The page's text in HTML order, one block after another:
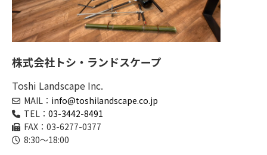
株式会社トシ・ランドスケープ
Toshi Landscape Inc.
MAIL： info@toshilandscape.co.jp
TEL： 03-3442-8491
FAX：03-6277-0377
8:30～18:00